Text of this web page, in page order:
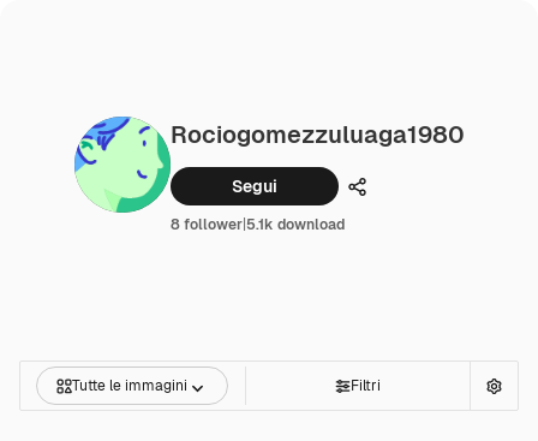
Rociogomezzuluaga1980
Segui Condividi
8 follower|5.1k download
Tutte le immagini Filtri